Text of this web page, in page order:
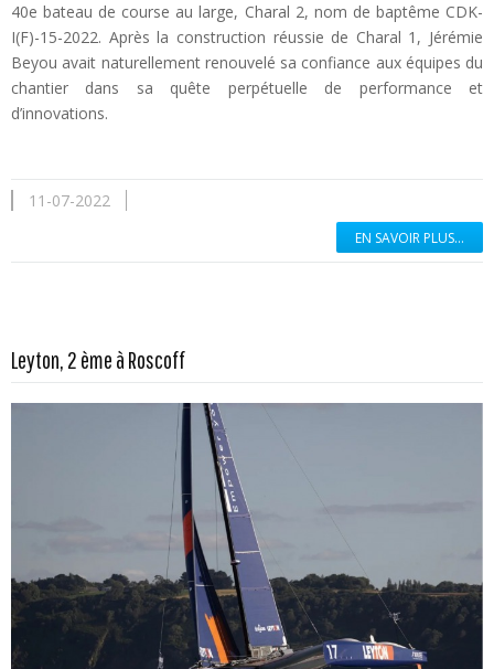
40e bateau de course au large, Charal 2, nom de baptême CDK-
I(F)-15-2022. Après la construction réussie de Charal 1, Jérémie
Beyou avait naturellement renouvelé sa confiance aux équipes du
chantier dans sa quête perpétuelle de performance et
d’innovations.
11-07-2022
EN SAVOIR PLUS...
Leyton, 2 ème à Roscoff